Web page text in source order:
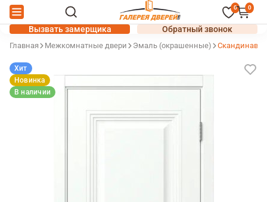
0 0
Вызвать замерщика Обратный звонок
Главная Межкомнатные двери Эмаль (окрашенные)
Хит
Новинка
В наличии